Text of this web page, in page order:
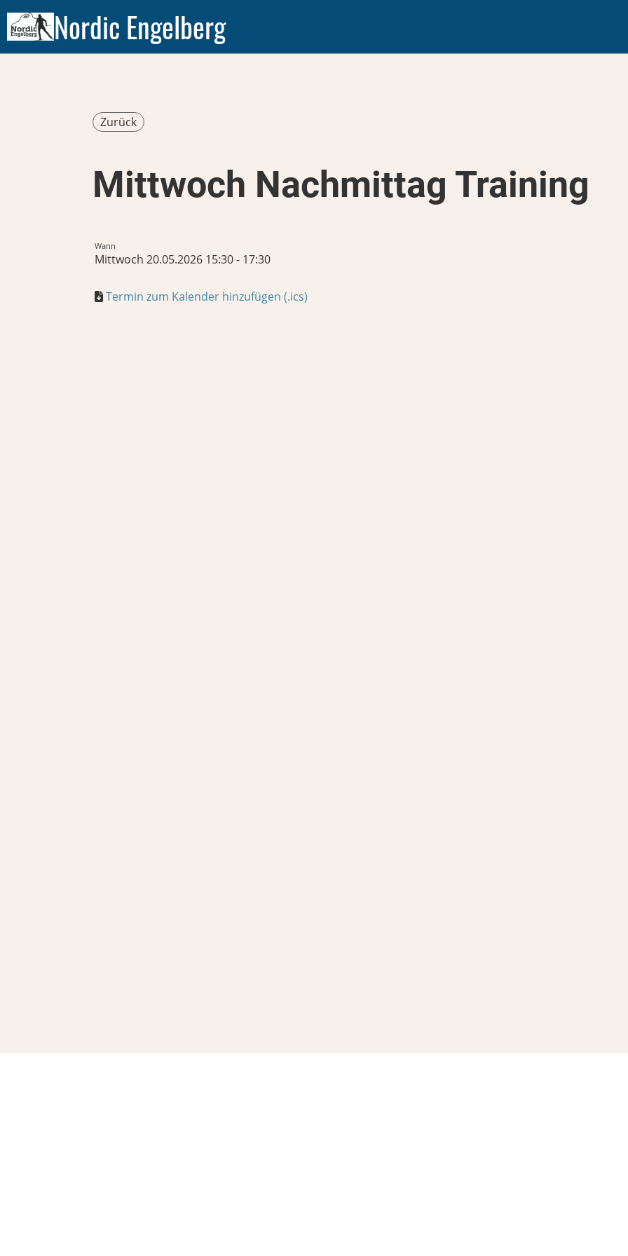
Nordic Engelberg
Zurück
Mittwoch Nachmittag Training
Wann
Mittwoch 20.05.2026 15:30 - 17:30
Termin zum Kalender hinzufügen (.ics)